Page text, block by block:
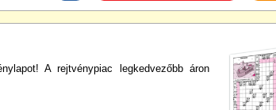
A rejtvénypiac legkedvezőbb áron